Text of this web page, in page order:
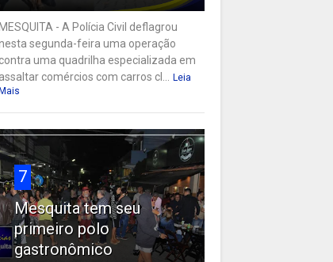
MESQUITA - A Polícia Civil deflagrou
segunda-feira uma operação
contra uma quadrilha especializada em
assaltar comércios com carros cl... Leia
Mais
7
Mesquita tem seu
primeiro polo
gastronômico